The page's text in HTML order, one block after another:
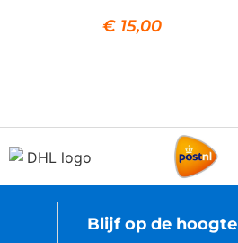
€15,00
Blijf op de hoogte